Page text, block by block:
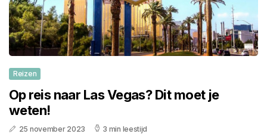
Reizen
Op reis naar Las Vegas? Dit moet je
weten!
25 november 2023 3 min leestijd